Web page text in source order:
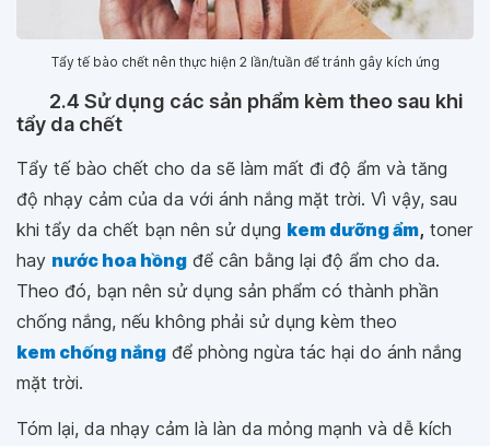
Tẩy tế bào chết nên thực hiện 2 lần/tuần để tránh gây kích ứng
2.4 Sử dụng các sản phẩm kèm theo sau khi
tẩy da chết
Tẩy tế bào chết cho da sẽ làm mất đi độ ẩm và tăng
độ nhạy cảm của da với ánh nắng mặt trời. Vì vậy, sau
khi tẩy da chết bạn nên sử dụng kem dưỡng ẩm, toner
hay nước hoa hồng để cân bằng lại độ ẩm cho da.
Theo đó, bạn nên sử dụng sản phẩm có thành phần
chống nắng, nếu không phải sử dụng kèm theo
kem chống nắng để phòng ngừa tác hại do ánh nắng
mặt trời.
Tóm lại, da nhạy cảm là làn da mỏng mạnh và dễ kích